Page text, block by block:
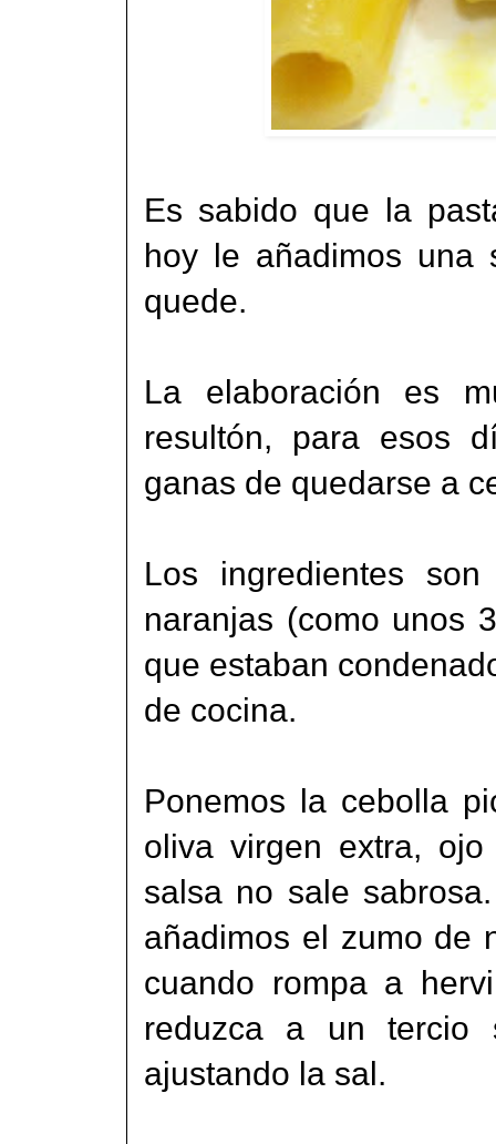
Es sabido que la
hoy le añadimos una
quede.
La elaboración es
resultón, para esos
ganas de quedarse a
Los ingredientes
naranjas (como unos
que estaban
de cocina.
Ponemos la cebolla
oliva virgen extra,
salsa no sale
añadimos el zumo de
cuando rompa a
reduzca a un tercio
ajustando la sal.